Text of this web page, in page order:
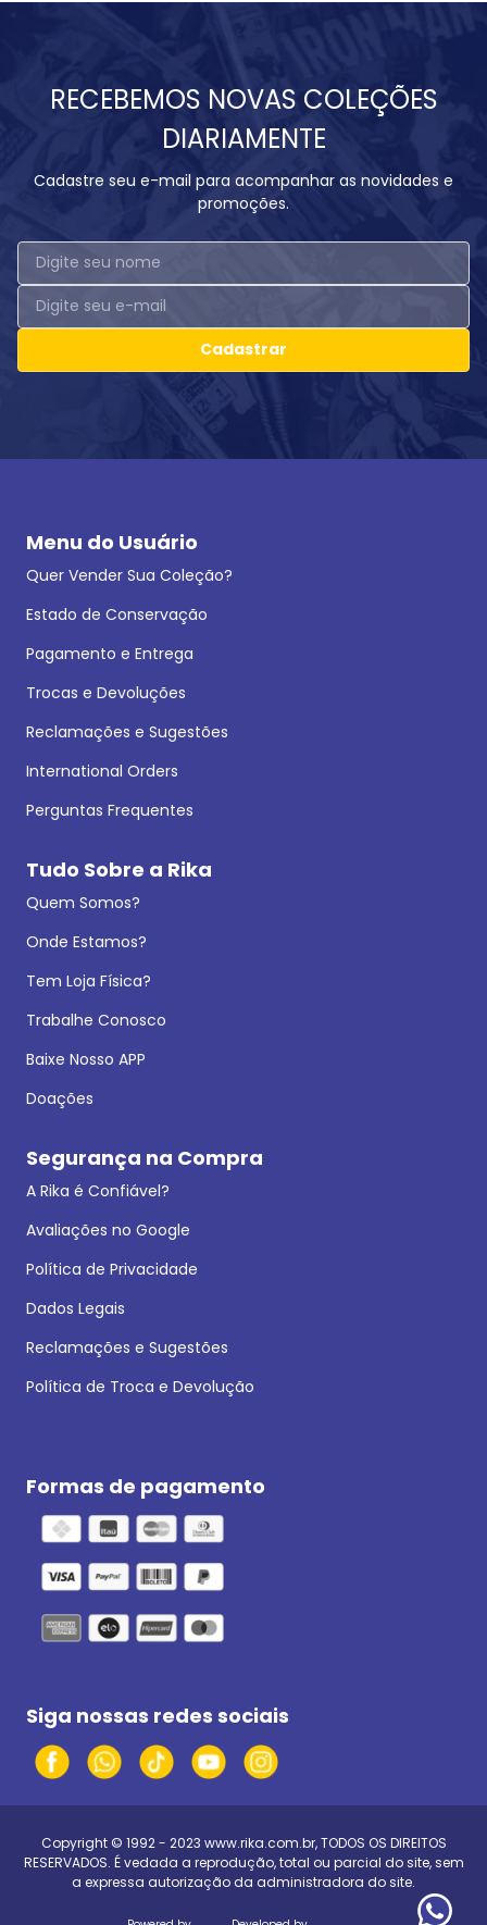
RECEBEMOS NOVAS COLEÇÕES
DIARIAMENTE
Cadastre seu e-mail para acompanhar as novidades e
promoções.
Cadastrar
Menu do Usuário
Quer Vender Sua Coleção?
Estado de Conservação
Pagamento e Entrega
Trocas e Devoluções
Reclamações e Sugestões
International Orders
Perguntas Frequentes
Tudo Sobre a Rika
Quem Somos?
Onde Estamos?
Tem Loja Física?
Trabalhe Conosco
Baixe Nosso APP
Doações
Segurança na Compra
A Rika é Confiável?
Avaliações no Google
Política de Privacidade
Dados Legais
Reclamações e Sugestões
Política de Troca e Devolução
Formas de pagamento
Siga nossas redes sociais
Copyright © 1992 - 2023 www.rika.com.br, TODOS OS DIREITOS
RESERVADOS. É vedada a reprodução, total ou parcial do site, sem
a expressa autorização da administradora do site.